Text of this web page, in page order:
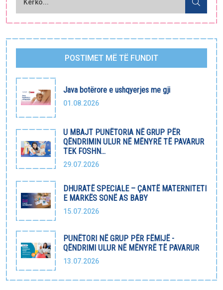
POSTIMET MË TË FUNDIT
Java botërore e ushqyerjes me gji
01.08.2026
U MBAJT PUNËTORIA NË GRUP PËR
QËNDRIMIN ULUR NË MËNYRË TË PAVARUR
TEK FOSHN...
29.07.2026
DHURATË SPECIALE – ÇANTË MATERNITETI
E MARKËS SONË AS BABY
15.07.2026
PUNËTORI NË GRUP PËR FËMIJË -
QËNDRIMI ULUR NË MËNYRË TË PAVARUR
13.07.2026